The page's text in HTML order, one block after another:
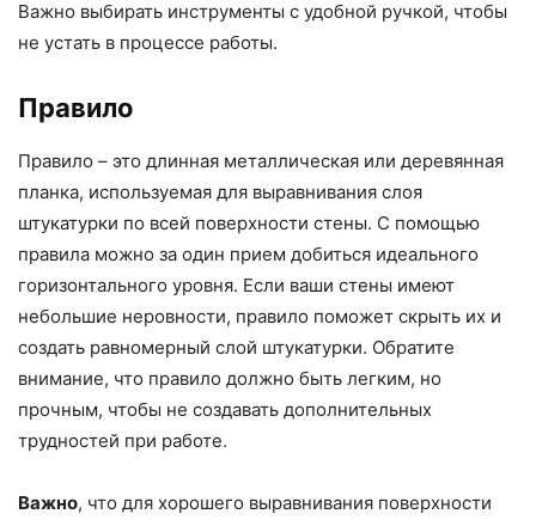
Важно выбирать инструменты с удобной ручкой, чтобы
не устать в процессе работы.
Правило
Правило – это длинная металлическая или деревянная
планка, используемая для выравнивания слоя
штукатурки по всей поверхности стены. С помощью
правила можно за один прием добиться идеального
горизонтального уровня. Если ваши стены имеют
небольшие неровности, правило поможет скрыть их и
создать равномерный слой штукатурки. Обратите
внимание, что правило должно быть легким, но
прочным, чтобы не создавать дополнительных
трудностей при работе.
Важно, что для хорошего выравнивания поверхности